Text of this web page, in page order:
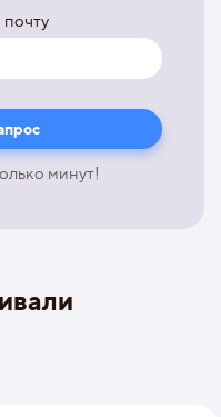
минут!